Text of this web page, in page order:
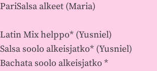
alkeet (Maria)
Latin Mix helppo* (Yusniel)
Salsa soolo alkeisjatko* (Yusniel)
Bachata soolo alkeisjatko *